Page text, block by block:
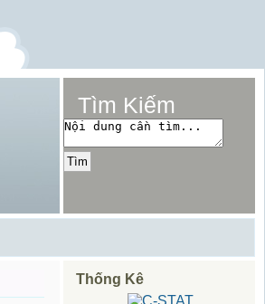
Tìm Kiếm
Thống Kê